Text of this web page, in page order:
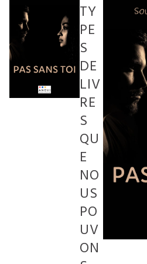
TY
PE
S
DE
LIV
RE
S
QU
E
NO
US
PO
UV
ON